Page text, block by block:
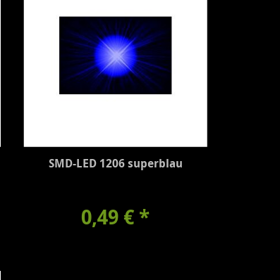
SMD-LED 1206 superblau
0,49 € *